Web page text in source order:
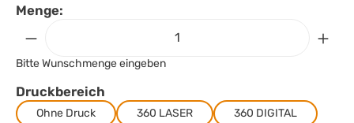
Menge:
Bitte Wunschmenge eingeben
Druckbereich
Ohne Druck 360 LASER
360 DIGITAL